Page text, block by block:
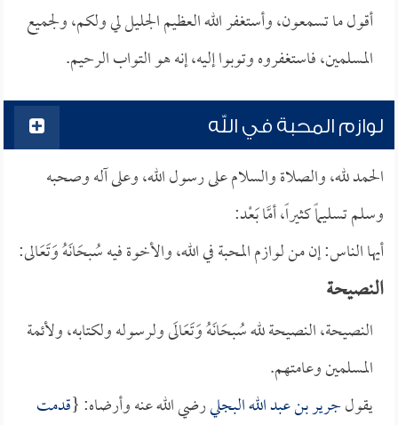
أقول ما تسمعون، وأستغفر الله العظيم الجليل لي ولكم، ولجميع
المسلمين، فاستغفروه وتوبوا إليه، إنه هو التواب الرحيم.
لوازم المحبة في الله
الحمد لله، والصلاة والسلام على رسول الله، وعلى آله وصحبه
وسلم تسليماً كثيراً، أمَّا بَعْد:
أيها الناس: إن من لوازم المحبة في الله، والأخوة فيه سُبحَانَهُ وَتَعَالى:
النصيحـة
النصيحة، النصيحة لله سُبحَانَهُ وَتَعَالَى ولرسوله ولكتابه، ولأئمة
المسلمين وعامتهم.
يقولجرير بن عبد الله البجليرضي الله عنه وأرضاه: {قدمت